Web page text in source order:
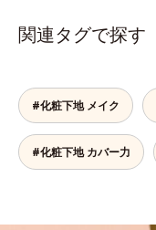
関連タグで探す
#化粧下地 メイク
#化粧下地 カバー力